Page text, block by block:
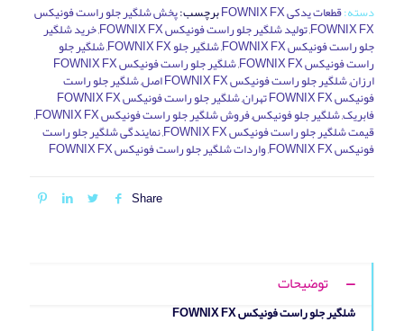
دسته:قطعات یدکی FOWNIX FX برچسب:پخش شلگیر جلو راست فونیکس
FOWNIX FX
,تولید شلگیر جلو راست فونیکس FOWNIX FX ,خرید شلگیر
جلو راست فونیکس FOWNIX FX ,شلگیر جلو FOWNIX FX ,شلگیر جلو
راست فونیکس FOWNIX FX , شلگیر جلو راست فونیکس FOWNIX FX
ارزان,شلگیر جلو راست فونیکس FOWNIX FX اصل ,شلگیر جلو راست
فونیکس FOWNIX FX تهران , شلگیر جلو راست فونیکس FOWNIX FX
فابریک,شلگیر جلو فونیکس,فروش شلگیر جلو راست فونیکس FOWNIX FX ,
قیمت شلگیر جلو راست فونیکس FOWNIX FX ,نمایندگی شلگیر جلو راست
فونیکس FOWNIX FX ,واردات شلگیر جلو راست فونیکس FOWNIX FX
Share
توضیحات
شلگیر جلو راست فونیکس FOWNIX FX